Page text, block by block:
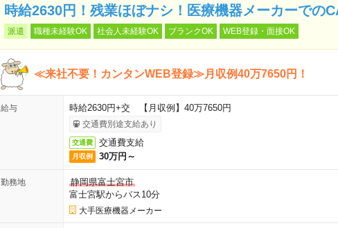
時給2630円！残業ほぼナシ！医療機器メーカーでの
派遣 職種未経験OK 社会人未経験OK ブランクOK WEB登録・面接OK
≪来社不要！カンタンWEB登録≫月収例40万7650円！
給与 時給2630円+交 【月収例】40万7650円
交通費別途支給あり
交通費 交通費支給
月収例 30万円～
勤務地
静岡県富士宮市
富士宮駅からバス10分
大手医療機器メーカー